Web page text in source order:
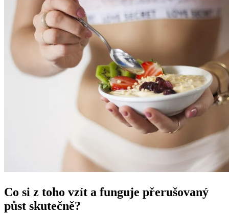
Co si z toho vzít a funguje přerušovaný
půst skutečně?